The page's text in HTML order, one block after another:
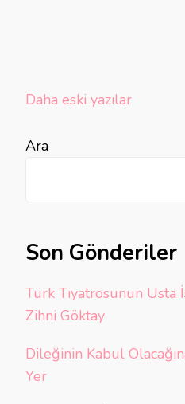
Yazı
Daha eski yazılar
Ara
Son Gönderiler
Türk Tiyatrosunun Usta
Zihni Göktay
Dileğinin Kabul
Yer